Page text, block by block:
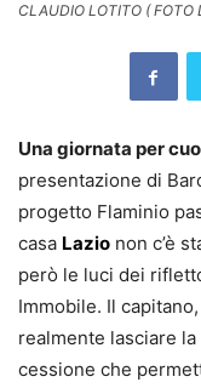
CLAUDIO LOTITO ( FOTO
Una giornata per
presentazione di
progetto Flaminio
casa Lazio non c’è
però le luci dei
Immobile. Il
realmente lasciare
cessione che